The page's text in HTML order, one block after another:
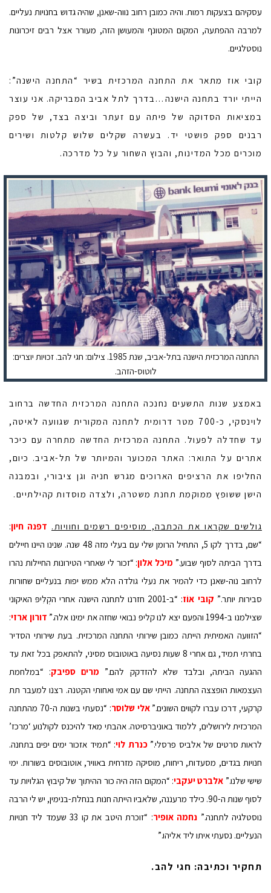
עסקיהם בצעקות רמות. והיה כמובן רחוב נווה-שאנן, שהיה גדוש בחנויות נעליים.
למרבה ההפתעה, המקום המטונף והמעושן הזה, מעורר אצל רבים זיכרונות
נוסטלגיים.
קובי אוז מתאר את התחנה המרכזית בשיר “התחנה הישנה”:
הייתי יורד בתחנה הישנה…בדרך לתל אביב המבריקה. אני עוצר
במציאות הסדוקה של פיתה עם זעתר וביצה בצד, של ספק
רבנים ספק פושטי יד. בעשרה שקלים שלוש קלטות ושירים
מוכרים מכל המדינות, והבוץ השחור על כל מדרכה.
התחנה המרכזית הישנה בתל-אביב, שנת 1985. צילום: חגי להב. זכויות יוצרים:
לוטוס-הזהב.
באמצע שנות התשעים נחנכה התחנה המרכזית החדשה ברחוב
לוינסקי, כ-700 מטר דרומית לתחנה המקורית שגוועה לאיטה,
עד שחדלה לפעול. התחנה המרכזית החדשה מתחרה עם כיכר
אתרים על התואר: האתר המכוער והמיותר של תל-אביב. כיום,
החליפו את הרציפים הארוכים מגרש חניה וגן ציבורי, ובמבנה
הישן ששופץ ממוקמת תחנת משטרה, ולצדה מוסדות קהילתיים.
גולשים שקראו את הכתבה, מוסיפים רשמים וחוויות. דפנה חיון:
“שם, בדרך לקו 5, התחיל הרומן שלי עם בעלי מזה 48 שנה. שנינו היינו חיילים
בדרך הביתה לסוף שבוע.” מיכל אלון: “זכור לי שאחרי הטירונות החיילות נהרו
לרחוב נוה-שאנן כדי להמיר את נעלי גולדה הלא ממש יפות בנעליים שחורות
סבירות יותר.” קובּי אוֹז
: “ב-2001 חזרנו לתחנה הישנה אחרי הקְלִיפּ האיקוני
שצילמנו ב-1994 והפעם יצא לנו קליפּ נבואי שחזה את ימינו אלה.”
דורון ארזי:
“הזוועה האמיתית הייתה כמובן שירותי התחנה המרכזית. בעת שירותי הסדיר
בחרתי תמיד, גם אחרי 8 שעות נסיעה באוטובוס מסיני, להתאפק בכל זאת עד
ההגעה הביתה, ובלבד שלא להזדקק להם.” מרים ספיבק: “במלחמת
העצמאות הופצצה התחנה. הייתי שם עם אמי ואחותי הקטנה. רצנו למעבר תת
קרקעי, דרכו עברו לקווים השונים.” אלי שלוסר
: “נסעתי בשנות ה-70 מהתחנה
המרכזית לירושלים, ללמוד באוניברסיטה. אהבתי מאד להיכנס לקולנוע ‘מרכז’
לראות סרטים של אלביס פרסלי.”כנרת לוי: “תמיד אזכור ימים יפים בתחנה.
חנויות בגדים, מסעדות, ריחות, מוסיקה מזרחית באוויר, אוטובוסים בשורות. ימי
שישי שלנו.” אלברט יעקבי: “המקום הזה היה כור ההיתוך של קיבוץ הגלויות עד
לסוף שנות ה-90. כילד מרעננה, שלאביו הייתה חנות בנחלת-בנימין, יש לי הרבה
נוסטלגיה לתחנה.” נחמה אופיר
: “זוכרת היטב את קו 33 שעמד ליד חנויות
הנעליים. נסעתי איתו ליד אליהו.”
תחקיר וכתיבה: חגי להב.